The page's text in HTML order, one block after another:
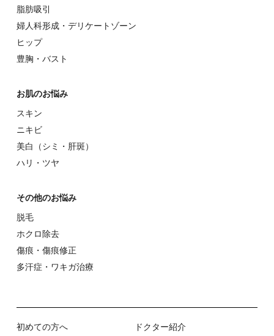
脂肪吸引
婦⼈科形成・デリケートゾーン
ヒップ
豊胸・バスト
お肌のお悩み
スキン
ニキビ
美⽩（シミ・肝斑）
ハリ・ツヤ
その他のお悩み
脱⽑
ホクロ除去
傷痕・傷痕修正
多汗症・ワキガ治療
初めての⽅へ
ドクター紹介